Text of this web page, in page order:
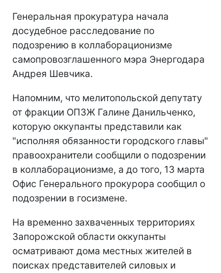
Генеральная прокуратура начала
досудебное расследование по
подозрению в коллаборационизме
самопровозглашенного мэра Энергодара
Андрея Шевчика.
Напомним, что мелитопольской депутату
от фракции ОПЗЖ Галине Данильченко,
которую оккупанты представили как
"исполняя обязанности городского главы"
правоохранители сообщили о подозрении
в коллаборационизме, а до того, 13 марта
Офис Генерального прокурора сообщил о
подозрении в госизмене.
На временно захваченных территориях
Запорожской области оккупанты
осматривают дома местных жителей в
поисках представителей силовых и